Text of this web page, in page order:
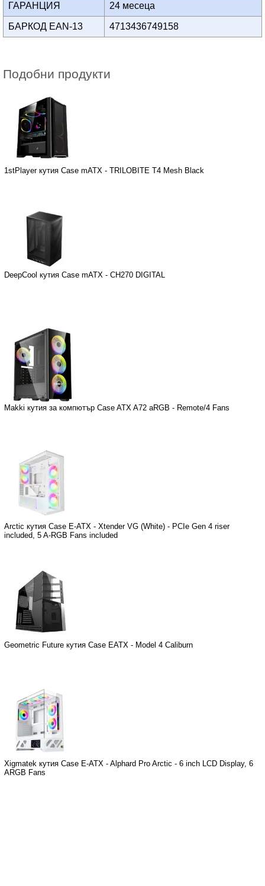
ГАРАНЦИЯ 24 месеца
БАРКОД EAN-13 4713436749158
Подобни продукти
1stPlayer кутия Case mATX - TRILOBITE T4 Mesh Black
DeepCool кутия Case mATX - CH270 DIGITAL
Makki кутия за компютър Case ATX A72 aRGB - Remote/4 Fans
Arctic кутия Case E-ATX - Xtender VG (White) - PCIe Gen 4 riser
included, 5 A-RGB Fans included
Geometric Future кутия Case EATX - Model 4 Caliburn
Xigmatek кутия Case E-ATX - Alphard Pro Arctic - 6 inch LCD Display, 6
ARGB Fans